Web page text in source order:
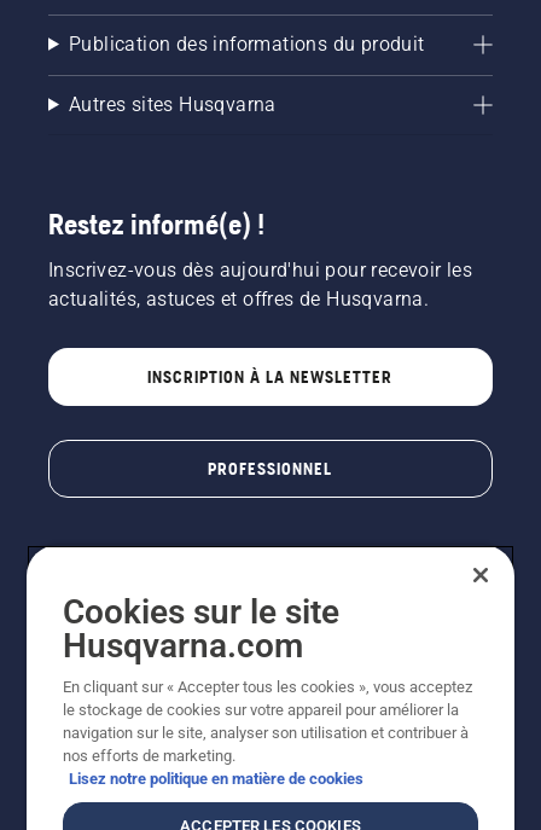
Publication des informations du produit
Autres sites Husqvarna
Restez informé(e) !
Inscrivez-vous dès aujourd'hui pour recevoir les
actualités, astuces et offres de Husqvarna.
INSCRIPTION À LA NEWSLETTER
PROFESSIONNEL
© Husqvarna AB (publ). Tous droits réservés. Les prix
indiqués sont des prix de vente conseillés. Photos non
contractuelles. Tous les prix indiqués sont des prix de
disponible pour un achat direct.
Cookies sur le site
Husqvarna.com
En cliquant sur « Accepter tous les cookies », vous acceptez
le stockage de cookies sur votre appareil pour améliorer la
navigation sur le site, analyser son utilisation et contribuer à
nos efforts de marketing.
Lisez notre politique en matière de cookies
ACCEPTER LES COOKIES